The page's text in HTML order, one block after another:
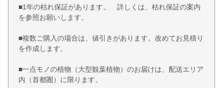
■1年の枯れ保証があります。 詳しくは、枯れ保証の案内
を参照お願いします。
■複数ご購入の場合は、値引きがあります。改めてお見積り
を作成します。
■一点モノの植物（大型観葉植物）のお届けは、配送エリア
内（首都圏）に限ります。